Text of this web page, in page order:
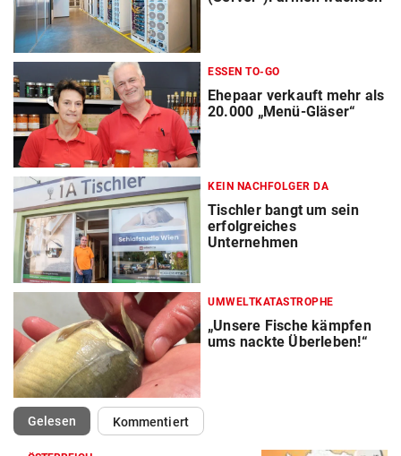
ESSEN TO-GO
Ehepaar verkauft mehr als
20.000 „Menü-Gläser“
KEIN NACHFOLGER DA
Tischler bangt um sein
erfolgreiches
Unternehmen
UMWELTKATASTROPHE
„Unsere Fische kämpfen
ums nackte Überleben!“
Gelesen(ausgewählt)Kommentiert